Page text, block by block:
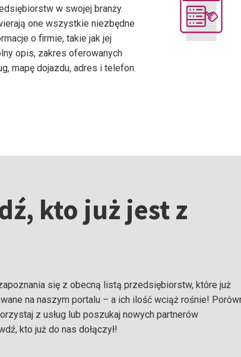
w swojej branży.
one wszystkie niezbędne
o firmie, takie jak jej
opis, zakres oferowanych
mapę dojazdu, adres i telefon.
kto już jest z
się z obecną listą przedsiębiorstw, które już
na naszym portalu – a ich ilość wciąż rośnie!
z usług lub poszukaj nowych partnerów
kto już do nas dołączył!